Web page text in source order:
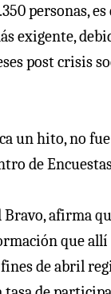
personas,
exigente,
post crisis
un hito, no
de
afirma
que
de abril